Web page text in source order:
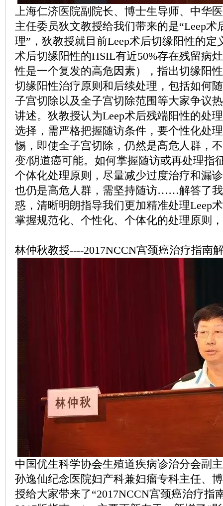
上海仁济医院副院长、博士生导师、中华
主任委员狄文教授给我们带来的是“Leep术
理”，狄教授就目前Leep术后切缘阳性的定
术后切缘阳性的HSIL有近50%存在残留病
性是一个复发的高危因素），指出切缘阳
切缘阳性治疗原则和后续处理，包括如何
子宫切除以及全子宫切除范围等大家争议
讲述。狄教授认为Leep术后残端阳性的处
选择，需严格把握随访条件，要个性化处
惕，即使全子宫切除，仍然是高危人群，
变/阴道癌可能。如何掌握随访或再处理指
个体化处理原则，尽量减少过度治疗和漏
也仍是高危人群，需坚持随访……解答了
惑，清晰明朗指导我们更加精准处理Leep
掌握规范化、个性化、个体化的处理原则
林仲秋教授----2017NCCN宫颈癌治疗指南
中国优生科学协会生殖道疾病诊治分会副
孙逸仙纪念医院妇产科兼妇瘤专科主任、
授给大家带来了“2017NCCN宫颈癌治疗指